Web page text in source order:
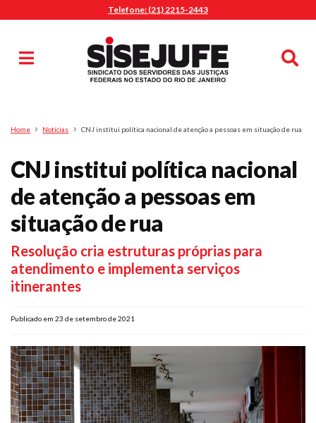
Telefone: (21) 2215-2443
Pesquisa
Home Notícias CNJ institui política nacional de atenção a pessoas em situação de rua
CNJ institui política nacional
de atenção a pessoas em
situação de rua
Resolução cria estruturas próprias para
atendimento e implementa serviços
itinerantes
Publicado em 23 de setembro de 2021
MENU
Sindicalize-se
Diretoria
O Sindicato
Agenda
Casa do Alto
Sede Campestre
Nossos Convênios
Gympass Wellhub
Assistência Funeral
Pós-graduação
FacebookInstagramTwitter YoutubeTikTok Whatsapp